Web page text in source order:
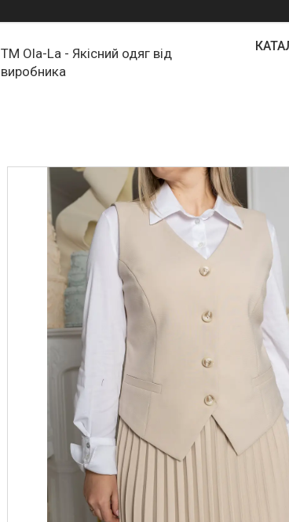
TM Ola-La - Якісний одяг від
виробника